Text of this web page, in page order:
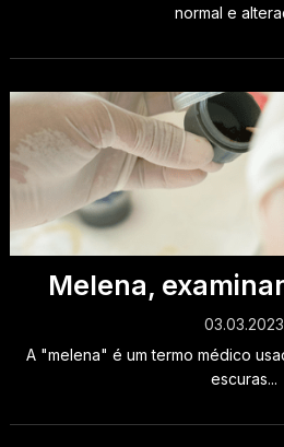
normal e
Melena,
03.03.2023
A "melena" é um termo médico
escuras...